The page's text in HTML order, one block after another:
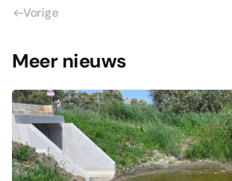
Vorige
Meer nieuws